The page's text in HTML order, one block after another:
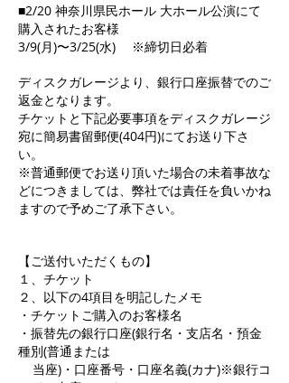
■2/20 神奈川県民ホール 大ホール公演にて
購入されたお客様
3/9(月)〜3/25(水) ※締切日必着
ディスクガレージより、銀行口座振替でのご
返金となります。
チケットと下記必要事項をディスクガレージ
宛に簡易書留郵便(404円)にてお送り下さ
い。
※普通郵便でお送り頂いた場合の未着事故な
どにつきましては、弊社では責任を負いかね
ますので予めご了承下さい。
【ご送付いただくもの】
１、チケット
２、以下の4項目を明記したメモ
・チケットご購入のお客様名
・振替先の銀行口座(銀行名・支店名・預金
種別(普通または
当座)・口座番号・口座名義(カナ)※銀行コ